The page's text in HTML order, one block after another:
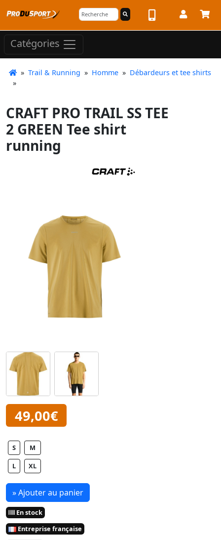
Catégories
» Trail & Running » Homme » Débardeurs et tee shirts
»
CRAFT PRO TRAIL SS TEE
2 GREEN Tee shirt
running
49,00€
S M
L XL
» Ajouter au panier
En stock
Entreprise française